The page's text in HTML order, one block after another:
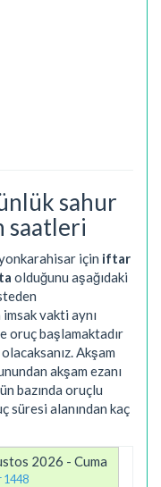
sahur
saatleri
için iftar
olduğunu aşağıdaki
vakti aynı
oruç başlamaktadır
Akşam
akşam ezanı
bazında oruçlu
süresi alanından kaç
2026 - Cuma
1448